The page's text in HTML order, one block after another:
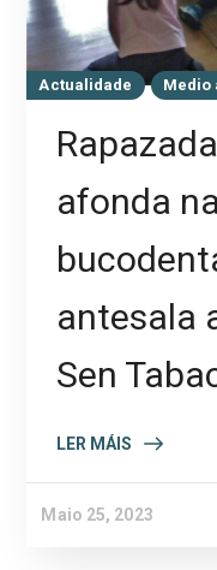
Actualidade Medio
afonda
antesala
Sen
LER MÁIS
Maio 25, 2023